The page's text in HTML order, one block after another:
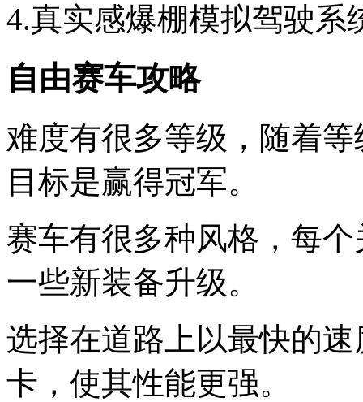
4.真实感爆棚模拟驾驶系
自由赛车攻略
难度有很多等级，随着
目标是赢得冠军。
赛车有很多种风格，每
一些新装备升级。
选择在道路上以最快的
卡，使其性能更强。